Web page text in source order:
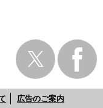
広告のご案内